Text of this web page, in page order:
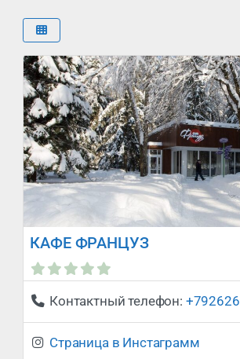
КАФЕ ФРАНЦУЗ
Сейчас
Контактный телефон:
Страница в Инстаграмм